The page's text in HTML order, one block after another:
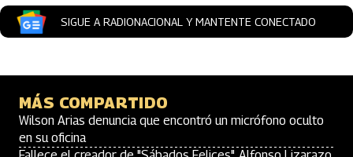
SIGUE A RADIONACIONAL Y MANTENTE CONECTADO
MÁS COMPARTIDO
Wilson Arias denuncia que encontró un micrófono oculto
en su oficina